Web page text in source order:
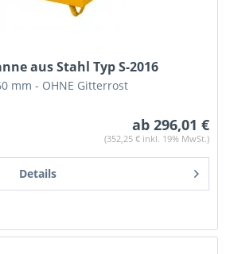
aus Stahl Typ S-2016
mm - OHNE Gitterrost
ab 296,01 €
(352,25 € inkl. 19% MwSt.)
Details